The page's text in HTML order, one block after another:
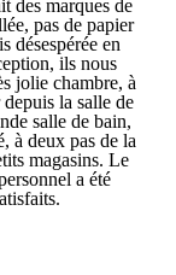
des marques de
pas de papier
désespérée en
ils nous
jolie chambre, à
la salle de
salle de bain,
à deux pas de la
magasins. Le
a été